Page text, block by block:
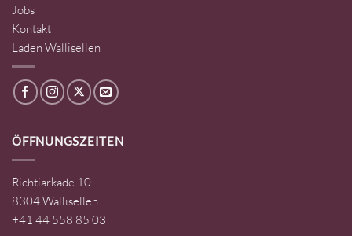
Jobs
Kontakt
Laden Wallisellen
ÖFFNUNGSZEITEN
Richtiarkade 10
8304 Wallisellen
+41 44 558 85 03